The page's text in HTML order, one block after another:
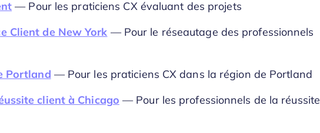
— Pour les praticiens CX évaluant des projets
Client de New York — Pour le réseautage des professionnels
Portland — Pour les praticiens CX dans la région de Portland
client à Chicago — Pour les professionnels de la réussite